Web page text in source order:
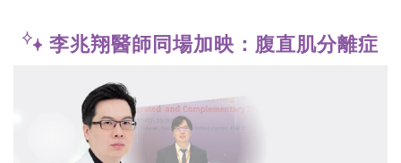
李兆翔醫師同場加映：腹直肌分離症